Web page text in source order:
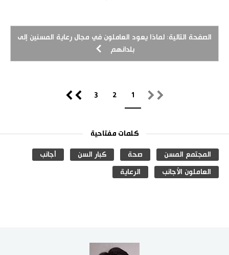
الصفحة التالية: لماذا يعود العاملون في مجال رعاية المسنين إلى
بلدانهم
1
2
3
كلمات مفتاحية
المجتمع المسن صحة كبار السن أجانب
العاملون الأجانب الرعاية